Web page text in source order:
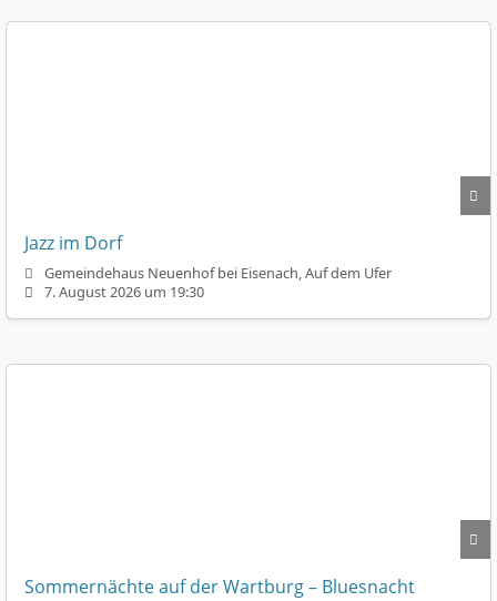
Jazz im Dorf
Gemeindehaus Neuenhof bei Eisenach, Auf dem Ufer
7. August 2026 um 19:30
Sommernächte auf der Wartburg – Bluesnacht